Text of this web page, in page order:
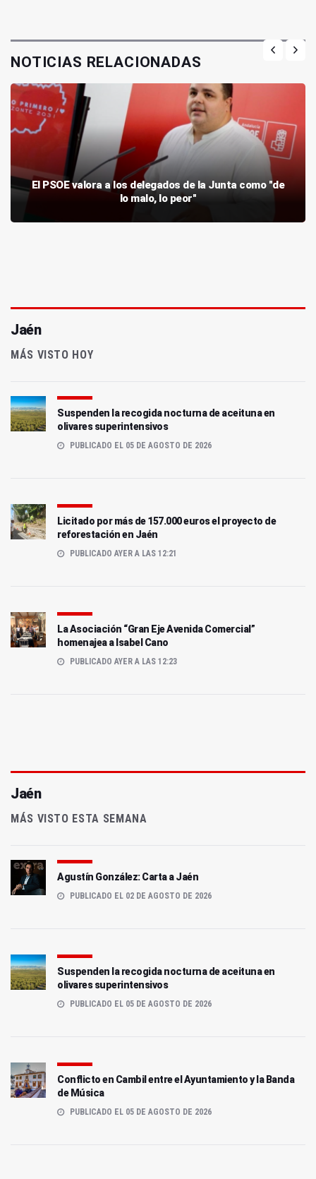
NOTICIAS RELACIONADAS
El PSOE valora a los delegados de la Junta como "de
lo malo, lo peor"
Jaén
MÁS VISTO HOY
Suspenden la recogida nocturna de aceituna en
olivares superintensivos
PUBLICADO EL 05 DE AGOSTO DE 2026
Licitado por más de 157.000 euros el proyecto de
reforestación en Jaén
PUBLICADO AYER A LAS 12:21
La Asociación “Gran Eje Avenida Comercial”
homenajea a Isabel Cano
PUBLICADO AYER A LAS 12:23
Jaén
MÁS VISTO ESTA SEMANA
Agustín González: Carta a Jaén
PUBLICADO EL 02 DE AGOSTO DE 2026
Suspenden la recogida nocturna de aceituna en
olivares superintensivos
PUBLICADO EL 05 DE AGOSTO DE 2026
Conflicto en Cambil entre el Ayuntamiento y la Banda
de Música
PUBLICADO EL 05 DE AGOSTO DE 2026